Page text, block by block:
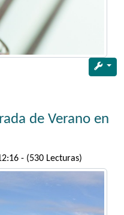
de Verano en
- (530 Lecturas)